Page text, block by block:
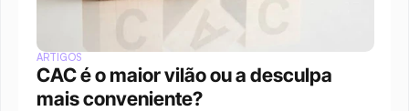
ARTIGOS
CAC é o maior vilão ou a desculpa
mais conveniente?